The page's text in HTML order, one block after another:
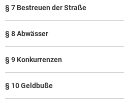
§ 7 Bestreuen der Straße
§ 8 Abwässer
§ 9 Konkurrenzen
§ 10 Geldbuße